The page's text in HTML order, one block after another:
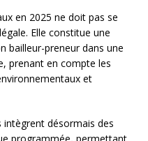
en 2025 ne doit pas se
Elle constitue une
bailleur-preneur dans une
prenant en compte les
et
désormais des